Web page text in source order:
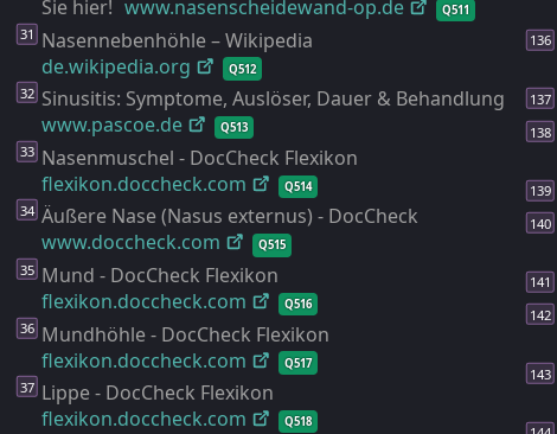
Sie hier! www.nasenscheidewand-op.de Q511
Nasennebenhöhle – Wikipedia
de.wikipedia.org
Q512
Sinusitis: Symptome, Auslöser, Dauer & Behandlung
www.pascoe.de
Q513
Nasenmuschel - DocCheck Flexikon
flexikon.doccheck.com
Q514
Äußere Nase (Nasus externus) - DocCheck
www.doccheck.com
Q515
Mund - DocCheck Flexikon
flexikon.doccheck.com
Q516
Mundhöhle - DocCheck Flexikon
flexikon.doccheck.com
Q517
Lippe - DocCheck Flexikon
flexikon.doccheck.com
Q518